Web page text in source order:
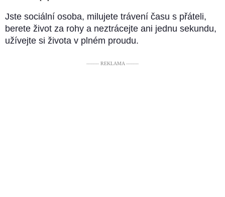
Jste sociální osoba, milujete trávení času s přáteli,
berete život za rohy a neztrácejte ani jednu sekundu,
užívejte si života v plném proudu.
––––– REKLAMA –––––